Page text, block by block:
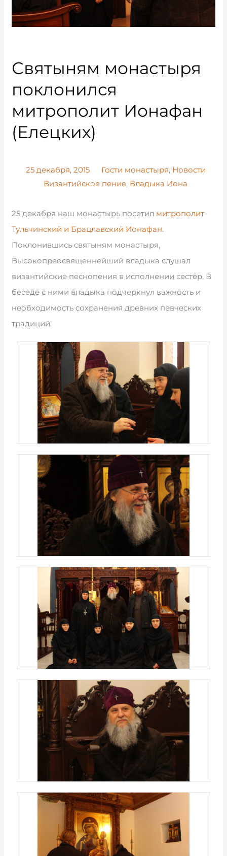
Святыням монастыря
поклонился
митрополит Ионафан
(Елецких)
25 декабря, 2015 Гости монастыря, Новости
Византийское пение, Владыка Иона
25 декабря наш монастырь посетил митрополит
Тульчинский и Брацлавский Ионафан.
Поклонившись святыням монастыря,
Высокопреосвященнейший владыка слушал
византийские песнопения в исполнении сестёр. В
беседе с ними владыка подчеркнул важность и
необходимость сохранения древних певческих
традиций.